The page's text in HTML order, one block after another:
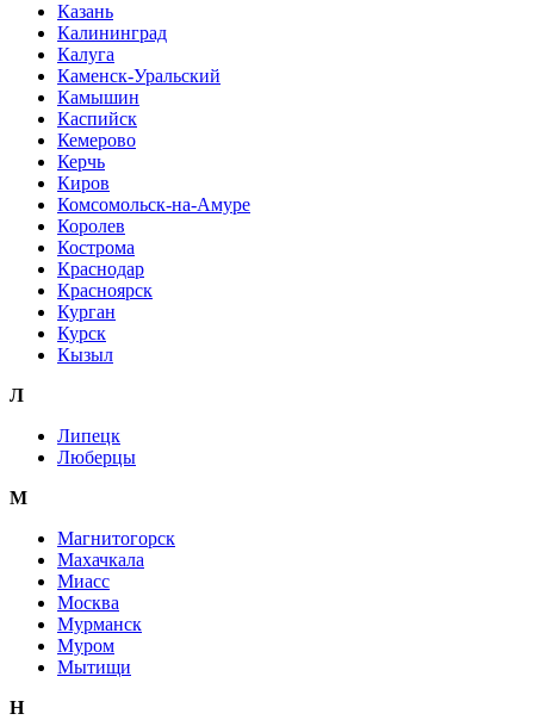
Казань
Калининград
Калуга
Каменск-Уральский
Камышин
Каспийск
Кемерово
Керчь
Киров
Комсомольск-на-Амуре
Королев
Кострома
Краснодар
Красноярск
Курган
Курск
Кызыл
Л
Липецк
Люберцы
М
Магнитогорск
Махачкала
Миасс
Москва
Мурманск
Муром
Мытищи
Н